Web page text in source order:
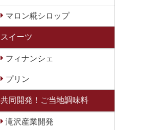
マロン糀シロップ
スイーツ
フィナンシェ
プリン
共同開発！ご当地調味料
滝沢産業開発